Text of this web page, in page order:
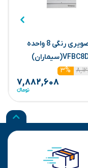
پنل تصویری رنگی 8 واحده
۳%
۷,۸۸۲,۶۰۸